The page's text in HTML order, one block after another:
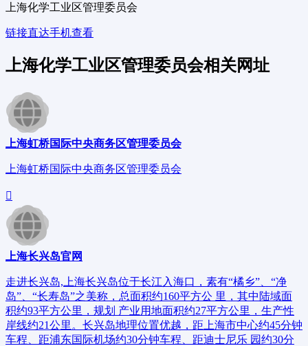
上海化学工业区管理委员会
链接直达手机查看
上海化学工业区管理委员会相关网址
上海虹桥国际中央商务区管理委员会
上海虹桥国际中央商务区管理委员会
上海长兴岛官网
走进长兴岛,上海长兴岛位于长江入海口，素有“橘乡”、“净
岛”、“长寿岛”之美称，总面积约160平方公 里，其中陆域面
积约93平方公里，规划 产业用地面积约27平方公里，生产性
岸线约21公里。长兴岛地理位置优越，距上海市中心约45分钟
车程、距浦东国际机场约30分钟车程、距迪士尼乐 园约30分